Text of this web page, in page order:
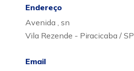
Endereço
Avenida , sn
Vila Rezende - Piracicaba / SP
Email